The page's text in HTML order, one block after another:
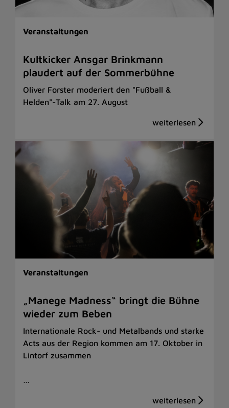
Veranstaltungen
Kultkicker Ansgar Brinkmann
plaudert auf der Sommerbühne
Oliver Forster moderiert den "Fußball &
Helden"-Talk am 27. August
Veranstaltungen
„Manege Madness“ bringt die Bühne
wieder zum Beben
Internationale Rock- und Metalbands und starke
Acts aus der Region kommen am 17. Oktober in
Lintorf zusammen
…